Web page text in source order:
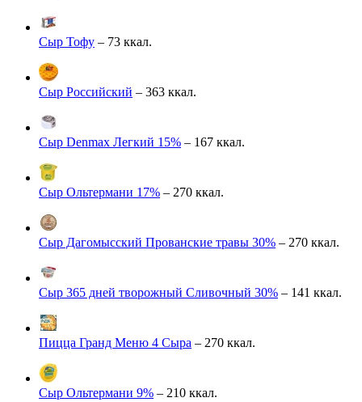
Сыр Тофу – 73 ккал.
Сыр Российский – 363 ккал.
Сыр Denmax Легкий 15% – 167 ккал.
Сыр Ольтермани 17% – 270 ккал.
Сыр Дагомысский Прованские травы 30% – 270 ккал.
Сыр 365 дней творожный Сливочный 30% – 141 ккал.
Пицца Гранд Меню 4 Сыра – 270 ккал.
Сыр Ольтермани 9% – 210 ккал.